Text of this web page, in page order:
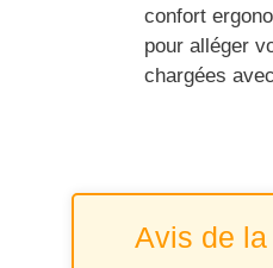
confort
pour alléger
chargées
Avis de